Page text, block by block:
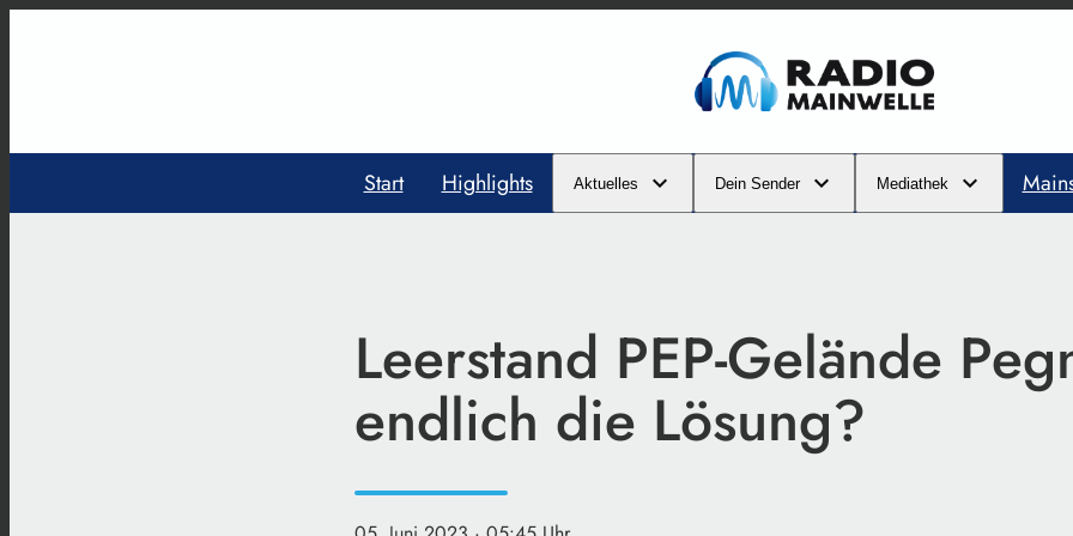
Start Highlights Aktuelles Dein Sender Mediathek
Leerstand PEP-Gelände
endlich die Lösung?